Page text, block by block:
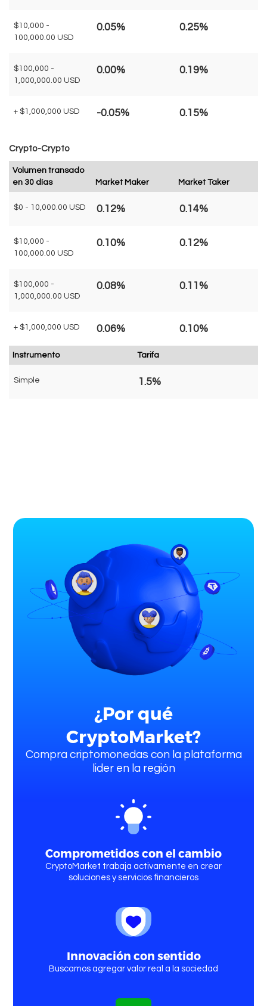
Ingresar
Quienes somos
$10,000 -
100,000.00 USD
0.05% 0.25%
$100,000 -
1,000,000.00 USD
0.00% 0.19%
+ $1,000,000 USD -0.05% 0.15%
Crypto-Crypto
Volumen transado
en 30 días
Market Maker Market Taker
$0 - 10,000.00 USD 0.12% 0.14%
$10,000 -
100,000.00 USD
0.10% 0.12%
$100,000 -
1,000,000.00 USD
0.08% 0.11%
+ $1,000,000 USD 0.06% 0.10%
Instrumento Tarifa
Simple 1.5%
¿Por qué
CryptoMarket?
Compra criptomonedas con la plataforma
lider en la región
Comprometidos con el cambio
CryptoMarket trabaja activamente en crear
soluciones y servicios financieros
Innovación con sentido
Buscamos agregar valor real a la sociedad